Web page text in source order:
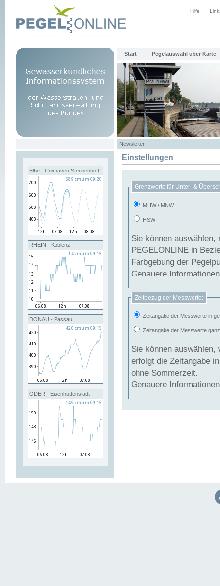
Hilfe
Start Pegelauswahl über Karte
Newsletter
Elbe - Cuxhaven Steubenhöft
RHEIN - Koblenz
DONAU - Passau
ODER - Eisenhüttenstadt
Einstellungen
Grenzwerte für Unter- &
MHW / MNW
HSW
Sie können
PEGELONLINE in Beziehung
Farbgebung der
Genauere
Zeitbezug der Messwerte:
Zeitangabe der Messwerte in
Zeitangabe der Messwerte
Sie können auswählen,
erfolgt die Zeitangabe
ohne Sommerzeit.
Genauere